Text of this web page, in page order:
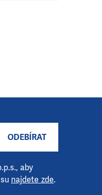
ODEBÍRAT
aby
najdete zde.